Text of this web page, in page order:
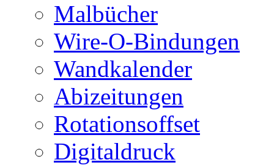
Malbücher
Wire-O-Bindungen
Wandkalender
Abizeitungen
Rotationsoffset
Digitaldruck